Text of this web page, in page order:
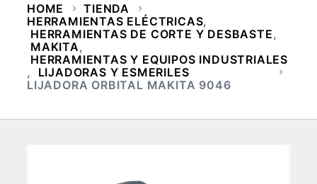
HOME
TIENDA
HERRAMIENTAS ELÉCTRICAS,
HERRAMIENTAS DE CORTE Y DESBASTE,
MAKITA,
HERRAMIENTAS Y EQUIPOS INDUSTRIALES
,
LIJADORAS Y ESMERILES
LIJADORA ORBITAL MAKITA 9046